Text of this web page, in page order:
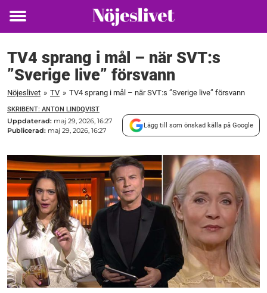
Toggle
TV4 sprang i mål – när SVT:s
”Sverige live” försvann
Nöjeslivet » TV » TV4 sprang i mål – när SVT:s ”Sverige live” försvann
SKRIBENT: ANTON LINDQVIST
Uppdaterad: maj 29, 2026, 16:27
Publicerad: maj 29, 2026, 16:27
Lägg till som önskad källa på Google